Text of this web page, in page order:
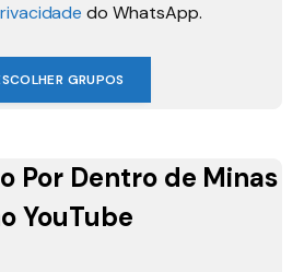
do WhatsApp.
GRUPOS
Por Dentro de Minas
YouTube